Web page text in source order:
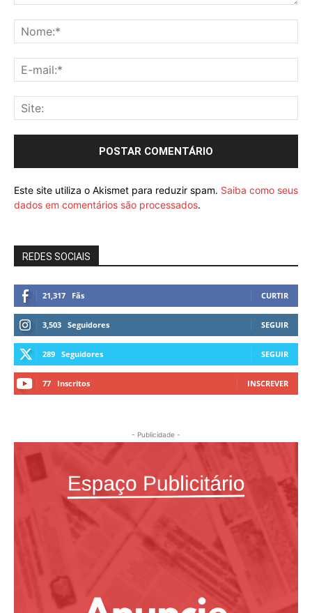
Este site utiliza o Akismet para reduzir spam. Saiba como seus
dados em comentários são processados.
REDES SOCIAIS
21,317 Fãs CURTIR
3,503 Seguidores SEGUIR
289 Seguidores SEGUIR
77 Inscritos INSCREVER
- Publicidade -